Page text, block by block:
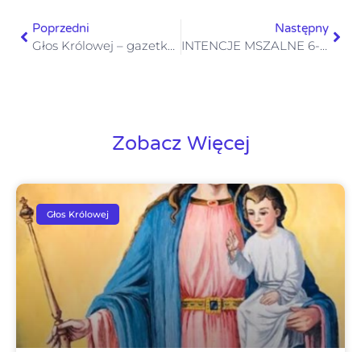
Poprzedni
Głos Królowej – gazetka numer 52– 29 grudnia 2024
Następny
INTENCJE MSZALNE 6-12.01.2025
Zobacz Więcej
Głos Królowej